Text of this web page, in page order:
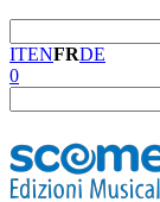
ITENFRDE
0